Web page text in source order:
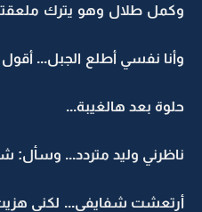
وكمل طلال وهو يترك
وأنا نفسي أطلع الجبل... أقول
حلوة بعد هالغيبة...
ناظرني وليد متردد... وسأل:
أرتعشت شفايفي... لكني